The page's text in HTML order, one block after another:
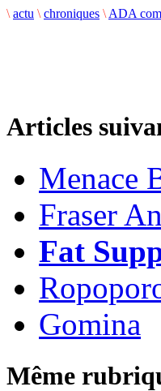
\ actu \ chroniques \ ADA
Articles
Menace
Fraser
Fat
Gomina
Même